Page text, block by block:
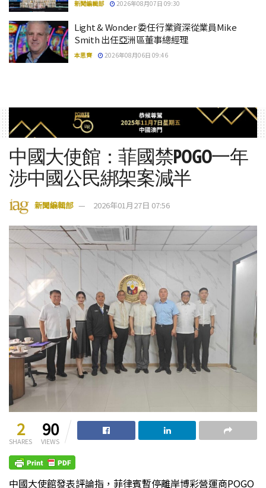
新聞編輯部 2026年08月07日 09:30
Light & Wonder 委任行業資深從業員Mike
Smith 出任亞洲區董事總經理
本思齊 2026年08月06日 09:46
中國大使館：菲國禁POGO一年
涉中國公民綁架案減半
新聞編輯部 2026年01月27日 07:56
2
SHARES
90
VIEWS
中國大使館發表評論指，菲律賓暫停離岸博彩營運商POGO